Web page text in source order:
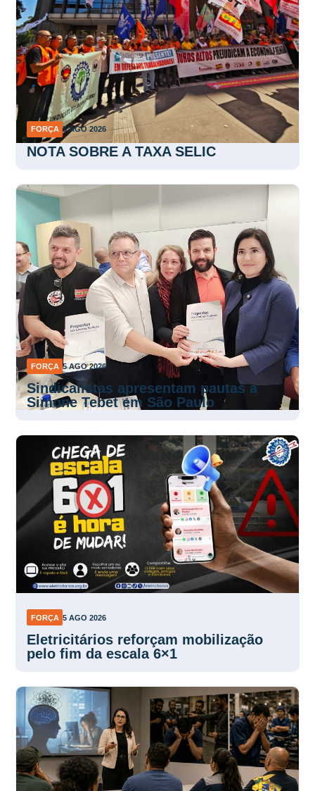
FORÇA 5 AGO 2026
NOTA SOBRE A TAXA SELIC
FORÇA 5 AGO 2026
Sindicalistas apresentam pautas a
Simone Tebet em São Paulo
FORÇA 5 AGO 2026
Eletricitários reforçam mobilização
pelo fim da escala 6×1